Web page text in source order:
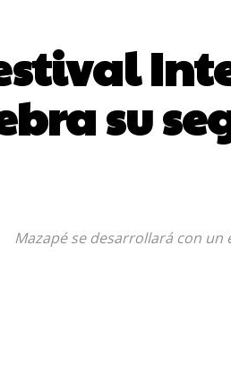
su
Mazapé se desarrollará con